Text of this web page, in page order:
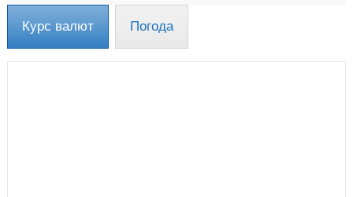
Курс валют Погода